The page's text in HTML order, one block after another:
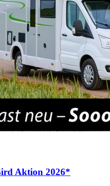
Aktion 2026*